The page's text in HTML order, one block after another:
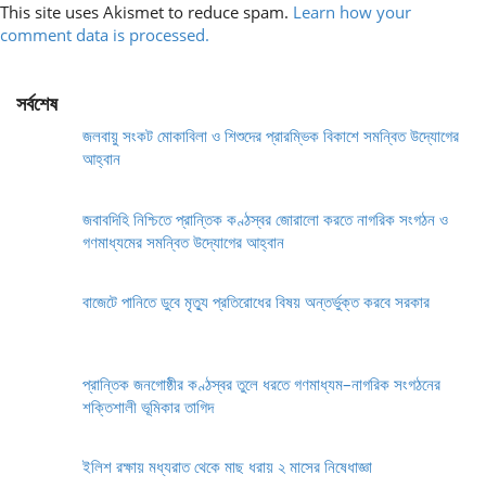
This site uses Akismet to reduce spam. Learn how your
comment data is processed.
সর্বশেষ
জলবায়ু সংকট মোকাবিলা ও শিশুদের প্রারম্ভিক বিকাশে সমন্বিত উদ্যোগের
আহ্বান
জবাবদিহি নিশ্চিতে প্রান্তিক কণ্ঠস্বর জোরালো করতে নাগরিক সংগঠন ও
গণমাধ্যমের সমন্বিত উদ্যোগের আহ্বান
বাজেটে পানিতে ডুবে মৃত্যু প্রতিরোধের বিষয় অন্তর্ভুক্ত করবে সরকার
প্রান্তিক জনগোষ্ঠীর কণ্ঠস্বর তুলে ধরতে গণমাধ্যম–নাগরিক সংগঠনের
শক্তিশালী ভূমিকার তাগিদ
ইলিশ রক্ষায় মধ্যরাত থেকে মাছ ধরায় ২ মাসের নিষেধাজ্ঞা